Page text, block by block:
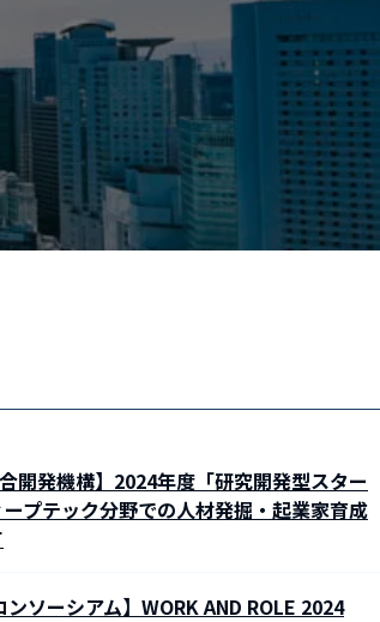
開発機構】2024年度「研究開発型スター
プテック分野での人材発掘・起業家育成
ソーシアム】WORK AND ROLE 2024